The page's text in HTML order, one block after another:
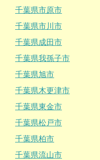
千葉県市原市
千葉県市川市
千葉県成田市
千葉県我孫子市
千葉県旭市
千葉県木更津市
千葉県東金市
千葉県松戸市
千葉県柏市
千葉県流山市